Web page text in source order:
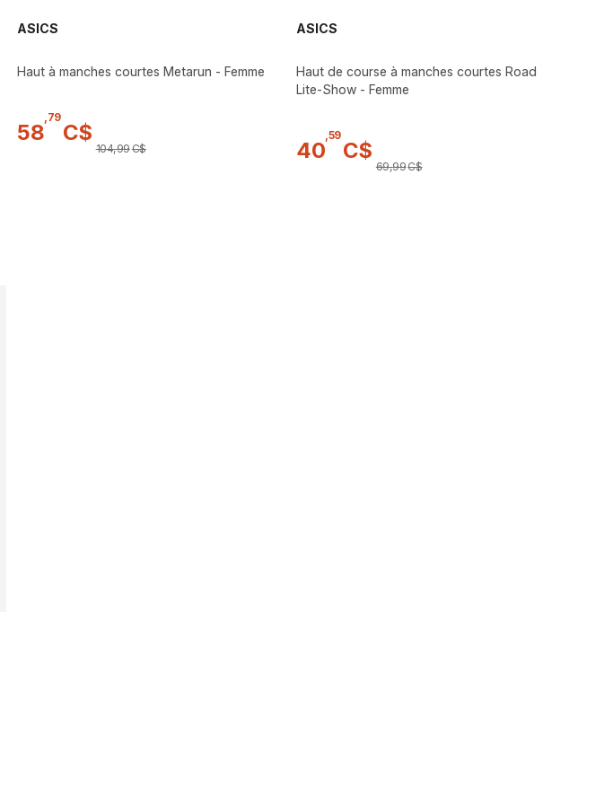
ASICS
Haut à manches courtes Metarun - Femme
58
79
C$
104,99C$
ASICS
Haut de course à manches courtes Road
Lite-Show - Femme
40
59
C$
69,99C$